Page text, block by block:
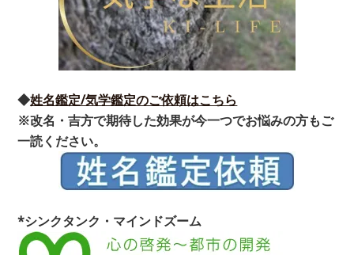
◆姓名鑑定/気学鑑定のご依頼はこちら
※改名・吉方で期待した効果が今一つでお悩みの方もご
一読ください。
*シンクタンク・マインドズーム